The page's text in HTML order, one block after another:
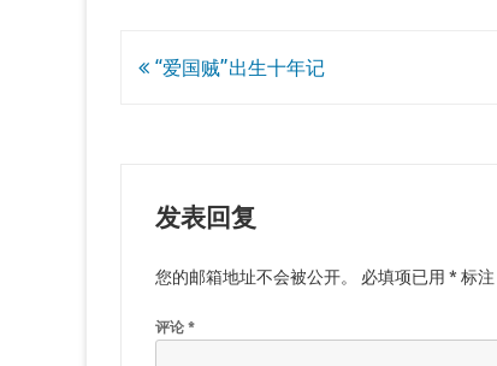
文“爱国贼”出生十年记
发表回复
您的邮箱地址不会被公开。 必填项已用 * 标注
评论 *